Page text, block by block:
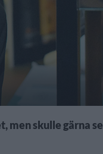
men skulle gärna se